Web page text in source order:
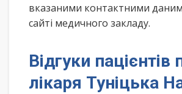
вказаними контактними
сайті медичного закладу.
Відгуки пацієнтів
лікаря Туніцька